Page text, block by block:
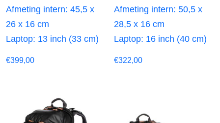
Afmeting intern: 45,5 x
26 x 16 cm
Laptop: 13 inch (33 cm)
€399,00
Afmeting intern: 50,5 x
28,5 x 16 cm
Laptop: 16 inch (40 cm)
€322,00